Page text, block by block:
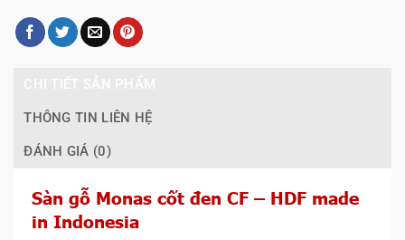
THÔNG TIN LIÊN HỆ
ĐÁNH GIÁ (0)
Sàn gỗ Monas cốt đen CF – HDF made
in Indonesia